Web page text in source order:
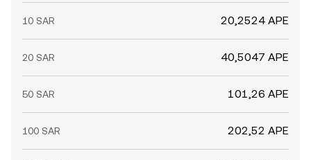
10 SAR 20,2524 APE
20 SAR 40,5047 APE
50 SAR 101,26 APE
100 SAR 202,52 APE